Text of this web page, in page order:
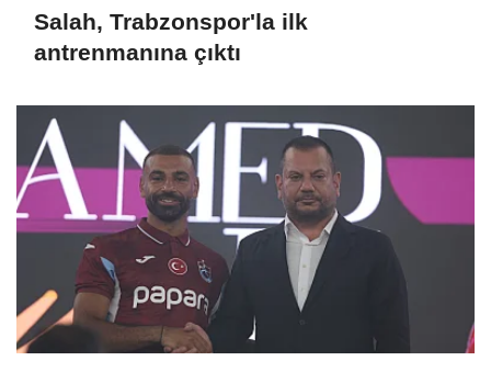
Salah, Trabzonspor'la ilk
antrenmanına çıktı